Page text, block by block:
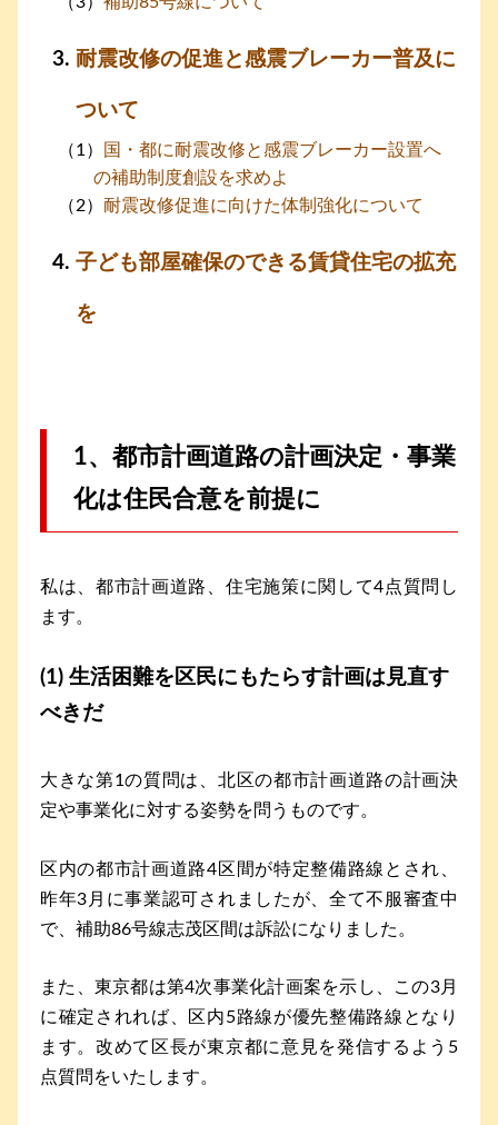
耐震改修の促進と感震ブレーカー普及に
ついて
国・都に耐震改修と感震ブレーカー設置へ
の補助制度創設を求めよ
耐震改修促進に向けた体制強化について
子ども部屋確保のできる賃貸住宅の拡充
を
1、都市計画道路の計画決定・事業
化は住民合意を前提に
私は、都市計画道路、住宅施策に関して4点質問し
ます。
(1) 生活困難を区民にもたらす計画は見直す
べきだ
大きな第1の質問は、北区の都市計画道路の計画決
定や事業化に対する姿勢を問うものです。
区内の都市計画道路4区間が特定整備路線とされ、
昨年3月に事業認可されましたが、全て不服審査中
で、補助86号線志茂区間は訴訟になりました。
また、東京都は第4次事業化計画案を示し、この3月
に確定されれば、区内5路線が優先整備路線となり
ます。改めて区長が東京都に意見を発信するよう5
点質問をいたします。